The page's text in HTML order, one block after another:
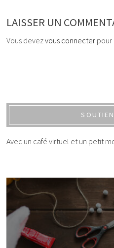
LAISSER UN
Vous devezvous connecter pour
Avec un café virtuel et un petit